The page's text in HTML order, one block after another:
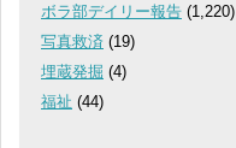
ボラ部デイリー報告 (1,220)
写真救済 (19)
埋蔵発掘 (4)
福祉 (44)